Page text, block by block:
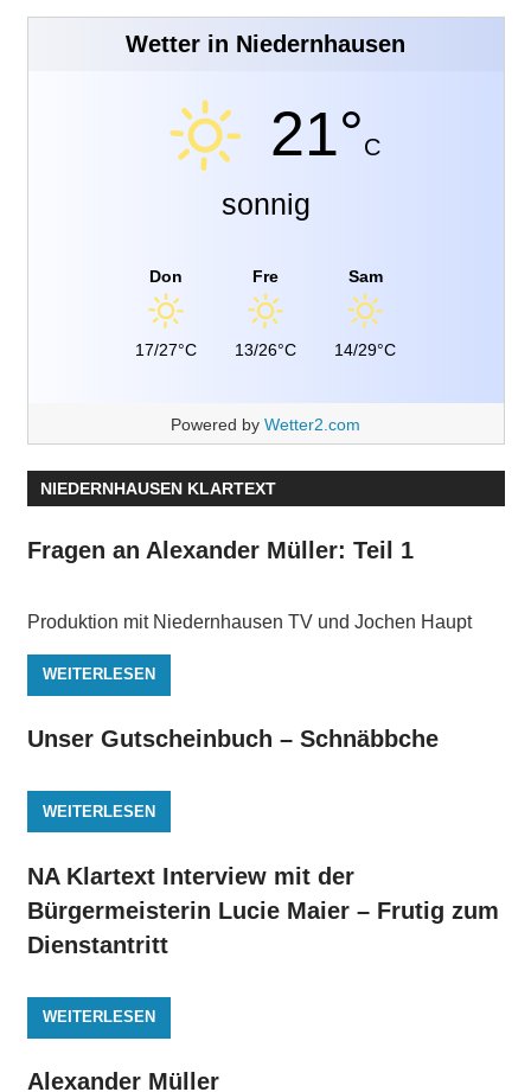
Wetter in Niedernhausen
21°C
sonnig
Don
17/27°C
Fre
13/26°C
Sam
14/29°C
Powered by Wetter2.com
NIEDERNHAUSEN KLARTEXT
Fragen an Alexander Müller: Teil 1
Produktion mit Niedernhausen TV und Jochen Haupt
WEITERLESEN
Unser Gutscheinbuch – Schnäbbche
WEITERLESEN
NA Klartext Interview mit der
Bürgermeisterin Lucie Maier – Frutig zum
Dienstantritt
WEITERLESEN
Alexander Müller